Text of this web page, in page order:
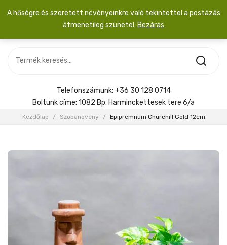
SZOBANÖVÉNY
KIEGÉSZÍTŐK
Menyasszonyi csokor
Telefonszámunk: +36 30 128 0714
Boltunk címe: 1082 Bp. Harminckettesek tere 6/a
Kezdőlap / Szobanövény / Epipremnum Churchill Gold 12cm
A hőségre és szeretett növényeinkre való tekintettel a postázás
átmenetileg szünetel. Bezárás